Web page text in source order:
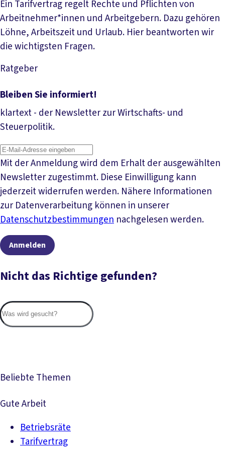
Ein Tarifvertrag regelt Rechte und Pflichten von
Arbeitnehmer*innen und Arbeitgebern. Dazu gehören
Löhne, Arbeitszeit und Urlaub. Hier beantworten wir
die wichtigsten Fragen.
Ratgeber
Mehr lesen
Bleiben Sie informiert!
klartext - der Newsletter zur Wirtschafts- und
Steuerpolitik.
Mit der Anmeldung wird dem Erhalt der ausgewählten
Newsletter zugestimmt. Diese Einwilligung kann
jederzeit widerrufen werden. Nähere Informationen
zur Datenverarbeitung können in unserer
Datenschutzbestimmungen nachgelesen werden.
Anmelden
Nicht das Richtige gefunden?
Beliebte Themen
Gute Arbeit
Betriebsräte
Tarifvertrag